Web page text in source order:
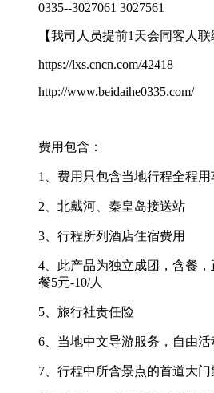
0335--3027061 3027561
【我司人员提前1天会同客人联
https://lxs.cncn.com/42418
http://www.beidaihe0335.com/
费用包含：
1、费用只包含当地行程全程用
2、北戴河、秦皇岛接送站
3、行程所列酒店住宿费用
4、此产品为独立成团，含餐
餐5元-10/人
5、旅行社责任险
6、当地中文导游服务，自由
7、行程中所含景点的首道大门